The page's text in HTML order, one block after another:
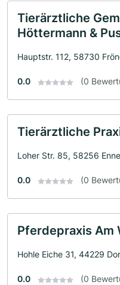
Tierärztliche
Höttermann &
Hauptstr. 112, 58730
0.0 (0
Tierärztliche
Loher Str. 85, 58256
0.0 (0
Pferdepraxis Am
Hohle Eiche 31, 44229
0.0 (0